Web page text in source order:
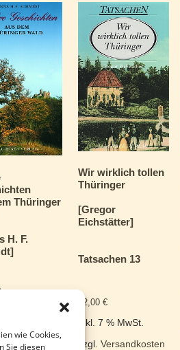
wie Cookies,
Sie diesen
Thüringer
H. F.
Wir wirklich tollen
Thüringer
[Gregor
Eichstätter]
Tatsachen 13
12,00 €
inkl. 7 % MwSt.
zzgl. Versandkosten